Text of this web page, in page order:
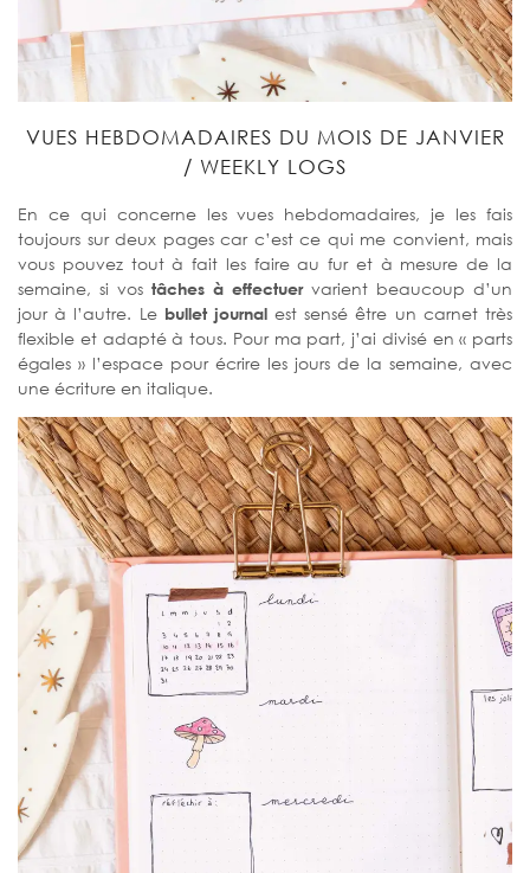
VUES HEBDOMADAIRES DU MOIS DE JANVIER
/ WEEKLY LOGS
En ce qui concerne les vues hebdomadaires, je les fais
toujours sur deux pages car c’est ce qui me convient, mais
vous pouvez tout à fait les faire au fur et à mesure de la
semaine, si vos tâches à effectuervarient beaucoup d’un
jour à l’autre. Le bullet journalest sensé être un carnet très
flexible et adapté à tous. Pour ma part, j’ai divisé en « parts
égales » l’espace pour écrire les jours de la semaine, avec
une écriture en italique.